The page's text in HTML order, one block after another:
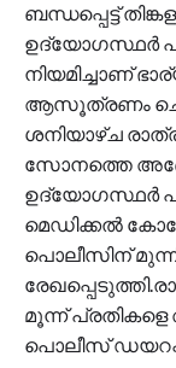
ബന്ധപ്പെട്ട്
ഉദ്യോഗസ്ഥർ
നിയമിച്ചാണ്
ആസൂത്രണം
ശനിയാഴ്ച
സോനത്തെ
ഉദ്യോഗസ്ഥർ
മെഡിക്കൽ
പൊലീസിന്
മൂന്ന്
പൊലീസ്